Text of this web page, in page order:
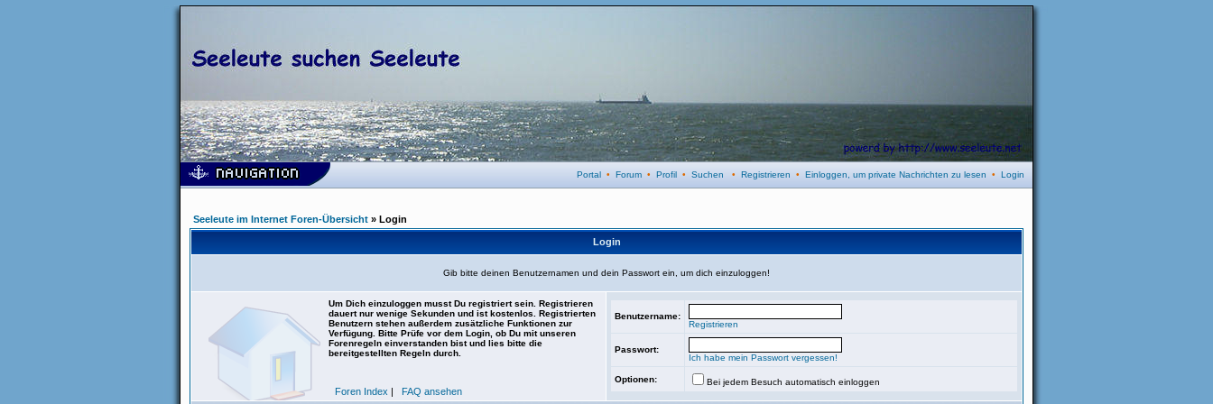
Portal • Forum • Profil • Suchen • Registrieren • Einloggen, um private Nachrichten zu lesen • Login
Seeleute im Internet Foren-Übersicht » Login
Login
Gib bitte deinen Benutzernamen und dein Passwort ein, um dich einzuloggen!
Um Dich einzuloggen musst Du registriert sein. Registrieren
dauert nur wenige Sekunden und ist kostenlos. Registrierten
Benutzern stehen außerdem zusätzliche Funktionen zur
Verfügung. Bitte Prüfe vor dem Login, ob Du mit unseren
Forenregeln einverstanden bist und lies bitte die
bereitgestellten Regeln durch.
Foren Index | FAQ ansehen
Benutzername:
Registrieren
Passwort:
Ich habe mein Passwort vergessen!
Optionen: Bei jedem Besuch automatisch einloggen